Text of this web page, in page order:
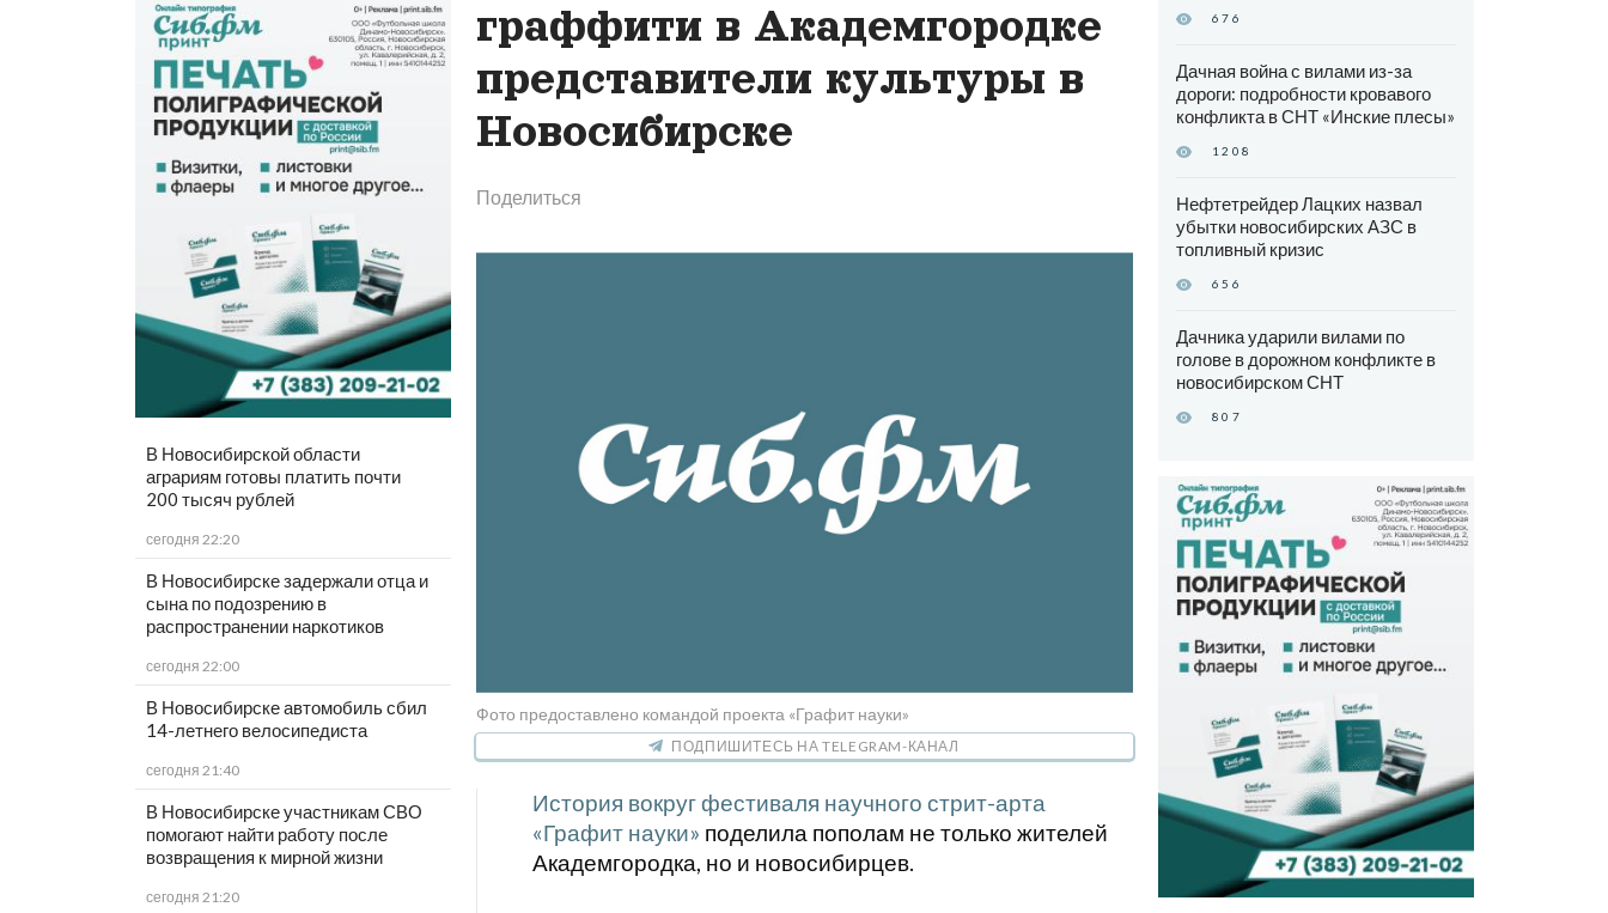
В Новосибирской области
аграриям готовы платить почти
200 тысяч рублей
сегодня 22:20
В Новосибирске задержали отца и
сына по подозрению в
распространении наркотиков
сегодня 22:00
В Новосибирске автомобиль сбил
14-летнего велосипедиста
сегодня 21:40
В Новосибирске участникам СВО
помогают найти работу после
возвращения к мирной жизни
сегодня 21:20
граффити в Академгородке
представители культуры в
Новосибирске
Поделиться
Фото предоставлено командой проекта «Графит науки»
ПОДПИШИТЕСЬ НА TELEGRAM-КАНАЛ
История вокруг фестиваля научного стрит-арта
«Графит науки» поделила пополам не только жителей
Академгородка, но и новосибирцев.
676
Дачная война с вилами из-за
дороги: подробности кровавого
конфликта в СНТ «Инские плесы»
1208
Нефтетрейдер Лацких назвал
убытки новосибирских АЗС в
топливный кризис
656
Дачника ударили вилами по
голове в дорожном конфликте в
новосибирском СНТ
807